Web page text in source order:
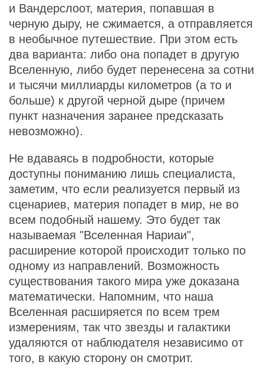
и Вандерслоот, материя, попавшая в
черную дыру, не сжимается, а отправляется
в необычное путешествие. При этом есть
два варианта: либо она попадет в другую
Вселенную, либо будет перенесена за сотни
и тысячи миллиарды километров (а то и
больше) к другой черной дыре (причем
пункт назначения заранее предсказать
невозможно).
Не вдаваясь в подробности, которые
доступны пониманию лишь специалиста,
заметим, что если реализуется первый из
сценариев, материя попадет в мир, не во
всем подобный нашему. Это будет так
называемая "Вселенная Нариаи",
расширение которой происходит только по
одному из направлений. Возможность
существования такого мира уже доказана
математически. Напомним, что наша
Вселенная расширяется по всем трем
измерениям, так что звезды и галактики
удаляются от наблюдателя независимо от
того, в какую сторону он смотрит.